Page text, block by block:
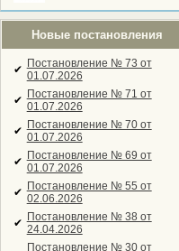
Новые постановления
✔ Постановление № 73 от
01.07.2026
✔ Постановление № 71 от
01.07.2026
✔ Постановление № 70 от
01.07.2026
✔ Постановление № 69 от
01.07.2026
✔ Постановление № 55 от
02.06.2026
✔ Постановление № 38 от
24.04.2026
Постановление № 30 от